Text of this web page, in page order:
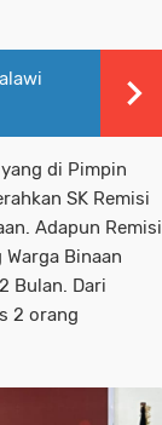
di Pimpin
SK Remisi
Adapun Remisi
Binaan
Bulan. Dari
2 orang